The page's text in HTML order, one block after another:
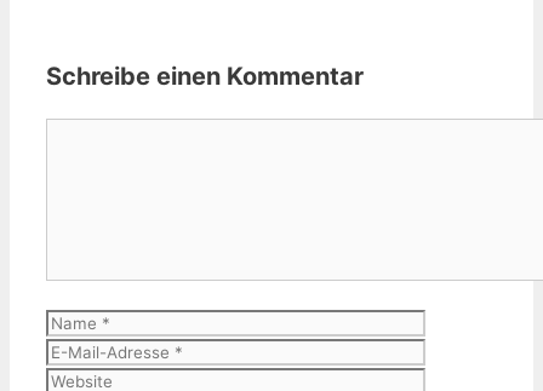
Schreibe einen Kommentar
Name